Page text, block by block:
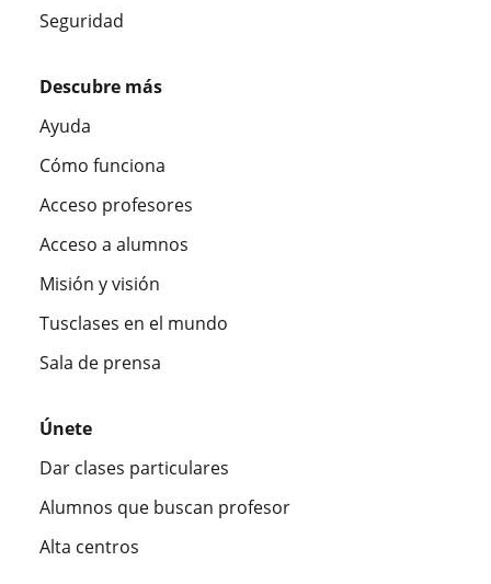
Seguridad
Descubre más
Ayuda
Cómo funciona
Acceso profesores
Acceso a alumnos
Misión y visión
Tusclases en el mundo
Sala de prensa
Únete
Dar clases particulares
Alumnos que buscan profesor
Alta centros